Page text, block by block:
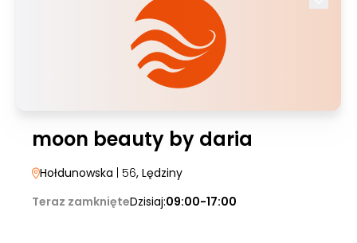
moon beauty by daria
Hołdunowska | 56, Lędziny
Teraz zamknięteDzisiaj:09:00-17:00